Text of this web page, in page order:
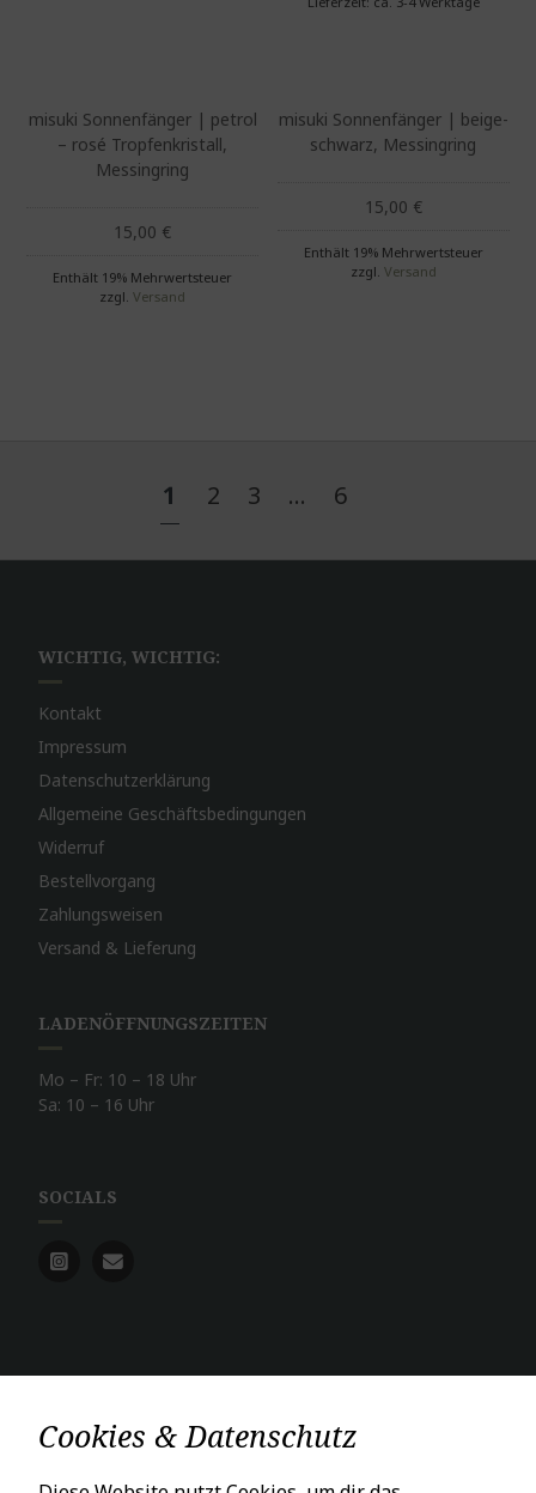
misuki Sonnenfänger | petrol
– rosé Tropfenkristall,
Messingring
15,00 €
Enthält 19% Mehrwertsteuer
zzgl.Versand
misuki Sonnenfänger | beige-
schwarz, Messingring
15,00 €
Enthält 19% Mehrwertsteuer
zzgl. Versand
1 2 3 … 6
WICHTIG, WICHTIG:
Kontakt
Impressum
Datenschutzerklärung
Allgemeine Geschäftsbedingungen
Widerruf
Bestellvorgang
Zahlungsweisen
Versand & Lieferung
LADENÖFFNUNGSZEITEN
Mo – Fr: 10 – 18 Uhr
Sa: 10 – 16 Uhr
SOCIALS
Cookies & Datenschutz